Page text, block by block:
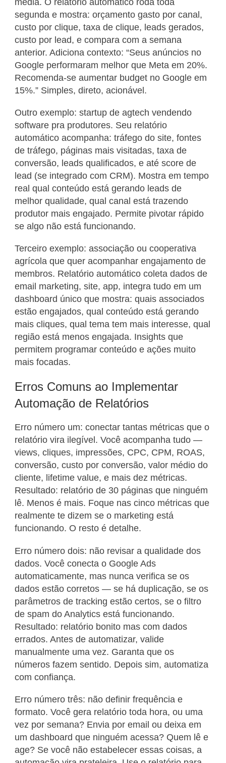
segunda e mostra: orçamento gasto por canal,
custo por clique, taxa de clique, leads gerados,
custo por lead, e compara com a semana
anterior. Adiciona contexto: “Seus anúncios no
Google performaram melhor que Meta em 20%.
Recomenda-se aumentar budget no Google em
15%.” Simples, direto, acionável.
Outro exemplo: startup de agtech vendendo
software pra produtores. Seu relatório
automático acompanha: tráfego do site, fontes
de tráfego, páginas mais visitadas, taxa de
conversão, leads qualificados, e até score de
lead (se integrado com CRM). Mostra em tempo
real qual conteúdo está gerando leads de
melhor qualidade, qual canal está trazendo
produtor mais engajado. Permite pivotar rápido
se algo não está funcionando.
Terceiro exemplo: associação ou cooperativa
agrícola que quer acompanhar engajamento de
membros. Relatório automático coleta dados de
email marketing, site, app, integra tudo em um
dashboard único que mostra: quais associados
estão engajados, qual conteúdo está gerando
mais cliques, qual tema tem mais interesse, qual
região está menos engajada. Insights que
permitem programar conteúdo e ações muito
mais focadas.
Erros Comuns ao Implementar
Automação de Relatórios
Erro número um: conectar tantas métricas que o
relatório vira ilegível. Você acompanha tudo —
views, cliques, impressões, CPC, CPM, ROAS,
conversão, custo por conversão, valor médio do
cliente, lifetime value, e mais dez métricas.
Resultado: relatório de 30 páginas que ninguém
lê. Menos é mais. Foque nas cinco métricas que
realmente te dizem se o marketing está
funcionando. O resto é detalhe.
Erro número dois: não revisar a qualidade dos
dados. Você conecta o Google Ads
automaticamente, mas nunca verifica se os
dados estão corretos — se há duplicação, se os
parâmetros de tracking estão certos, se o filtro
de spam do Analytics está funcionando.
Resultado: relatório bonito mas com dados
errados. Antes de automatizar, valide
manualmente uma vez. Garanta que os
números fazem sentido. Depois sim, automatiza
com confiança.
Erro número três: não definir frequência e
formato. Você gera relatório toda hora, ou uma
vez por semana? Envia por email ou deixa em
um dashboard que ninguém acessa? Quem lê e
age? Se você não estabelecer essas coisas, a